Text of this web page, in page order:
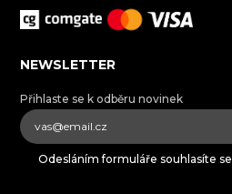
NEWSLETTER
Přihlaste se k odběru novinek
Odesláním formuláře souhlasíte se